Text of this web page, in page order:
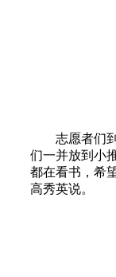
志愿者们
们一并放到小
都在看书，希
高秀英说。